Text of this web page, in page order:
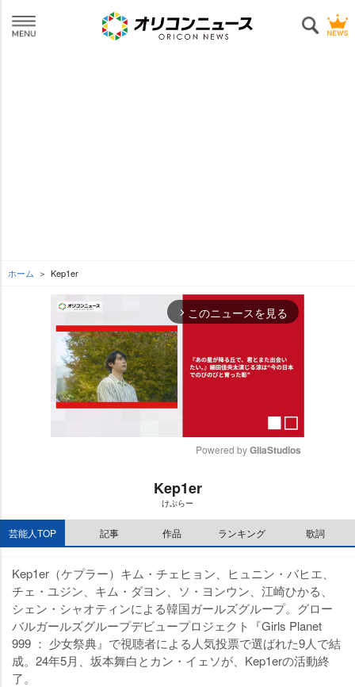
ホーム Kep1er
arrow_forward_ios このニュースを見る
Powered by GliaStudios
Kep1er
けぷらー
芸能人TOP 記事 作品 ランキング 歌詞
Kep1er（ケプラー）キム・チェヒョン、ヒュニン・バヒエ、
チェ・ユジン、キム・ダヨン、ソ・ヨンウン、江崎ひかる、
シェン・シャオティンによる韓国ガールズグループ。グロー
バルガールズグループデビュープロジェクト『Girls Planet
999 ： 少女祭典』で視聴者による人気投票で選ばれた9人で結
成。24年5月、坂本舞白とカン・イェソが、Kep1erの活動終
了。